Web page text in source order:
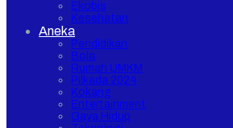
Ekobis
Kesehatan
Aneka
Pendidikan
Bola
Rumah UMKM
Pilkada 2024
Kokang
Entertainment
Gaya Hidup